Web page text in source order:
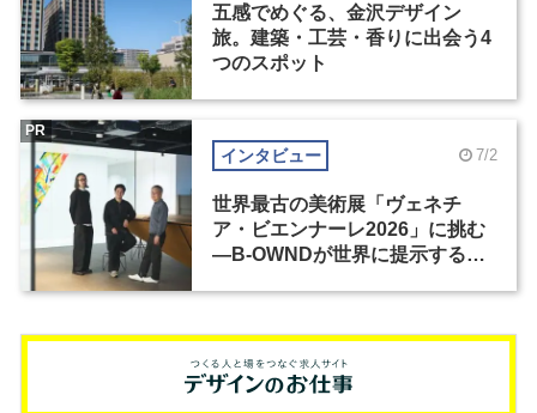
五感でめぐる、金沢デザイン
旅。建築・工芸・香りに出会う4
つのスポット
インタビュー 7/2
世界最古の美術展「ヴェネチ
ア・ビエンナーレ2026」に挑む
―B-OWNDが世界に提示する美
PR